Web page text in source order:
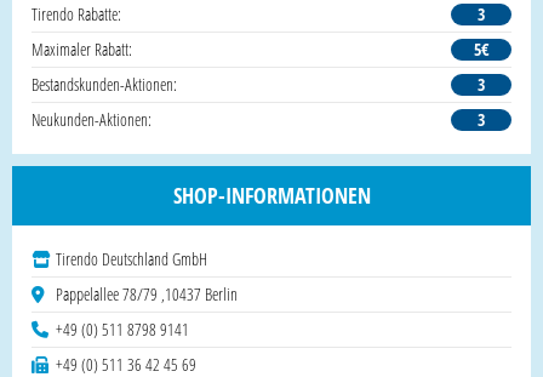
Tirendo Rabatte:
3
Maximaler Rabatt:
5€
Bestandskunden-Aktionen:
3
Neukunden-Aktionen:
3
SHOP-INFORMATIONEN
Tirendo Deutschland GmbH
Pappelallee 78/79 ,10437 Berlin
+49 (0) 511 8798 9141
+49 (0) 511 36 42 45 69